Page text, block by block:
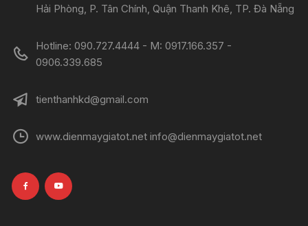
Hải Phòng, P. Tân Chính, Quận Thanh Khê, TP. Đà Nẵng
Hotline: 090.727.4444 - M: 0917.166.357 -
0906.339.685
tienthanhkd@gmail.com
www.dienmaygiatot.net info@dienmaygiatot.net